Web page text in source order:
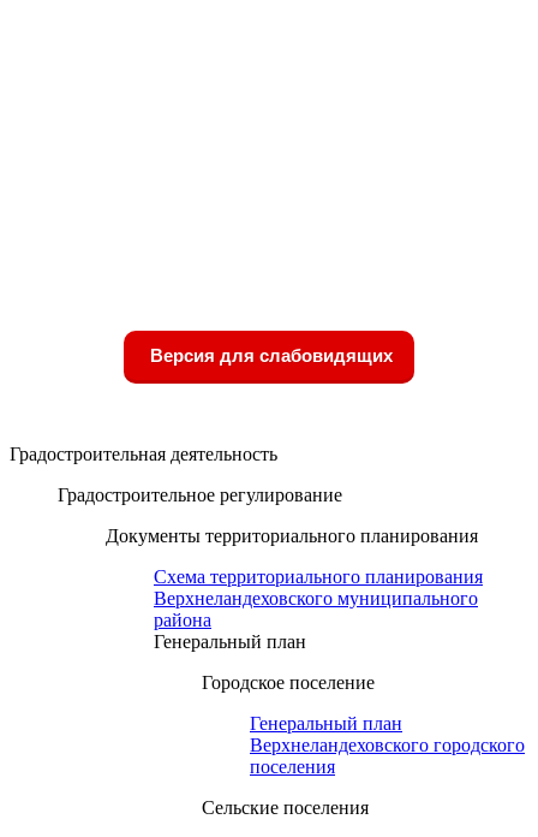
Версия для слабовидящих
Градостроительная деятельность
Градостроительное регулирование
Документы территориального планирования
Схема территориального планирования
Верхнеландеховского муниципального
района
Генеральный план
Городское поселение
Генеральный план
Верхнеландеховского городского
поселения
Сельские поселения